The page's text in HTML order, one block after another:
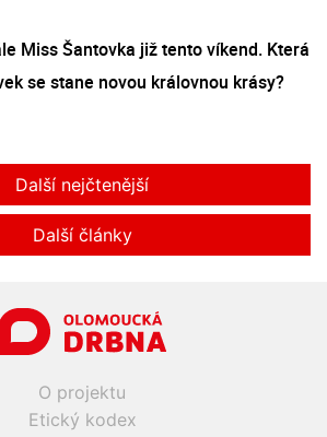
Miss Šantovka již tento víkend. Která
se stane novou královnou krásy?
Další nejčtenější
Další články
O projektu
Etický kodex